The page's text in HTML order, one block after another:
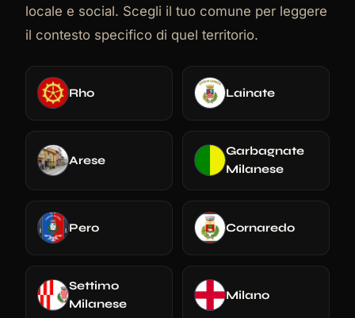
locale e social. Scegli il tuo comune per leggere
il contesto specifico di quel territorio.
Rho Lainate
Arese
Garbagnate
Milanese
Pero Cornaredo
Settimo
Milanese
Milano